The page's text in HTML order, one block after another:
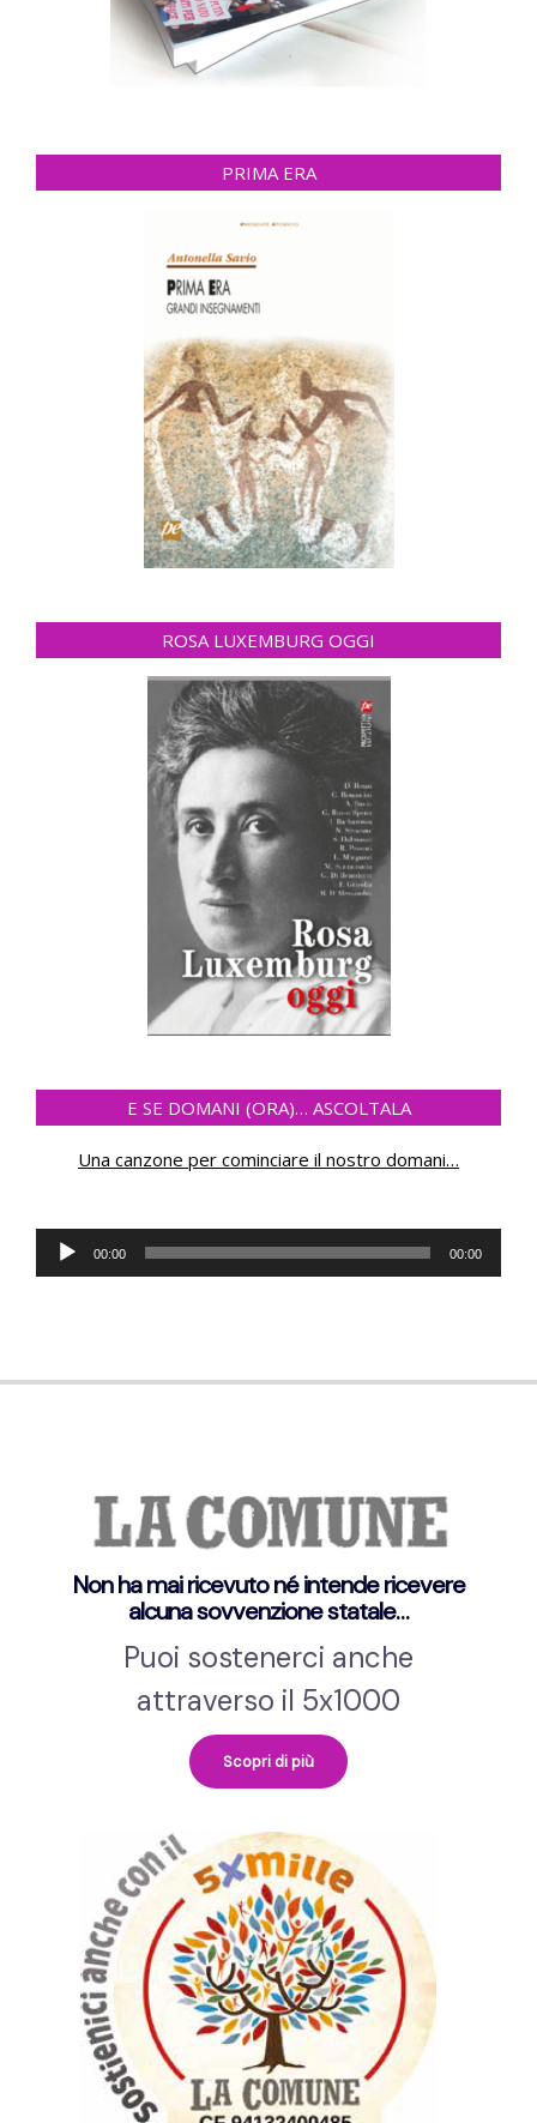
PRIMA ERA
ROSA LUXEMBURG OGGI
E SE DOMANI (ORA)… ASCOLTALA
Una canzone per cominciare il nostro domani…
Audio
Player
00:00 00:00
Non ha mai ricevuto né intende ricevere
alcuna sovvenzione statale…
Puoi sostenerci anche
attraverso il 5x1000
Scopri di più